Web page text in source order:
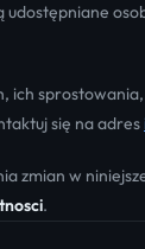
udostępniane
ich
się na adres
zmian w
.